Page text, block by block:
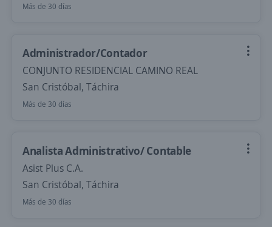
Más de 30 días
Administrador/Contador
CONJUNTO RESIDENCIAL CAMINO REAL
San Cristóbal, Táchira
Más de 30 días
Analista Administrativo/ Contable
Asist Plus C.A.
San Cristóbal, Táchira
Más de 30 días